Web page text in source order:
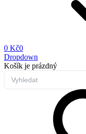
0 Kč0
Dropdown
Košík je prázdný